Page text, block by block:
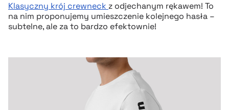
Klasyczny krój crewneck z odjechanym rękawem! To
na nim proponujemy umieszczenie kolejnego hasła –
subtelne, ale za to bardzo efektownie!